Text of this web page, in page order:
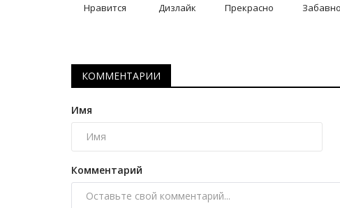
Нравится Дизлайк Прекрасно Забавно
КОММЕНТАРИИ
Имя
Комментарий
Более 80 спортивных мероприятий
организуют на Наурыз в...